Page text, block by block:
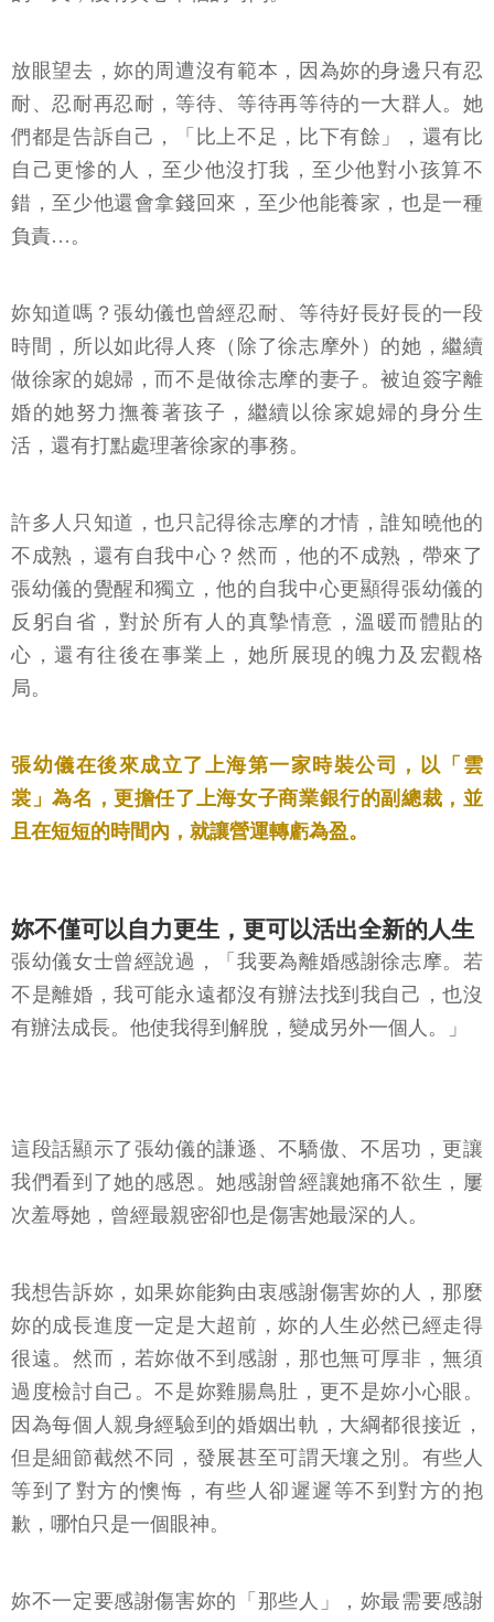
放眼望去，妳的周遭沒有範本，因為妳的身邊只有忍
耐、忍耐再忍耐，等待、等待再等待的一大群人。她
們都是告訴自己，「比上不足，比下有餘」，還有比
自己更慘的人，至少他沒打我，至少他對小孩算不
錯，至少他還會拿錢回來，至少他能養家，也是一種
負責…。
妳知道嗎？張幼儀也曾經忍耐、等待好長好長的一段
時間，所以如此得人疼（除了徐志摩外）的她，繼續
做徐家的媳婦，而不是做徐志摩的妻子。被迫簽字離
婚的她努力撫養著孩子，繼續以徐家媳婦的身分生
活，還有打點處理著徐家的事務。
許多人只知道，也只記得徐志摩的才情，誰知曉他的
不成熟，還有自我中心？然而，他的不成熟，帶來了
張幼儀的覺醒和獨立，他的自我中心更顯得張幼儀的
反躬自省，對於所有人的真摯情意，溫暖而體貼的
心，還有往後在事業上，她所展現的魄力及宏觀格
局。
張幼儀在後來成立了上海第一家時裝公司，以「雲
裳」為名，更擔任了上海女子商業銀行的副總裁，並
且在短短的時間內，就讓營運轉虧為盈。
妳不僅可以自力更生，更可以活出全新的人生
張幼儀女士曾經說過，「我要為離婚感謝徐志摩。若
不是離婚，我可能永遠都沒有辦法找到我自己，也沒
有辦法成長。他使我得到解脫，變成另外一個人。」
這段話顯示了張幼儀的謙遜、不驕傲、不居功，更讓
我們看到了她的感恩。她感謝曾經讓她痛不欲生，屢
次羞辱她，曾經最親密卻也是傷害她最深的人。
我想告訴妳，如果妳能夠由衷感謝傷害妳的人，那麼
妳的成長進度一定是大超前，妳的人生必然已經走得
很遠。然而，若妳做不到感謝，那也無可厚非，無須
過度檢討自己。不是妳雞腸鳥肚，更不是妳小心眼。
因為每個人親身經驗到的婚姻出軌，大綱都很接近，
但是細節截然不同，發展甚至可謂天壤之別。有些人
等到了對方的懊悔，有些人卻遲遲等不到對方的抱
歉，哪怕只是一個眼神。
妳不一定要感謝傷害妳的「那些人」，妳最需要感謝